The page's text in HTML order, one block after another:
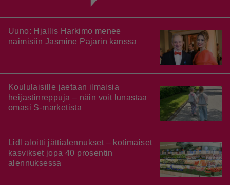
Uuno: Hjallis Harkimo menee
naimisiin Jasmine Pajarin kanssa
Koululaisille jaetaan ilmaisia
heijastinreppuja – näin voit lunastaa
omasi S-marketista
Lidl aloitti jättialennukset – kotimaiset
kasvikset jopa 40 prosentin
alennuksessa